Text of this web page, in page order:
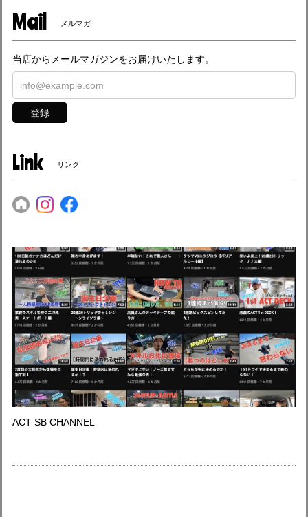
Mail メルマガ
当店からメールマガジンをお届けいたします。
登録
Link リンク
ACT SB CHANNEL